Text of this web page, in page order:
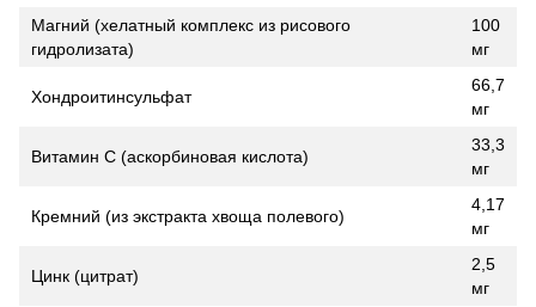
Магний (хелатный комплекс из рисового
гидролизата)
100
мг
Хондроитинсульфат
66,7
мг
Витамин С (аскорбиновая кислота)
33,3
мг
Кремний (из экстракта хвоща полевого)
4,17
мг
Цинк (цитрат)
2,5
мг